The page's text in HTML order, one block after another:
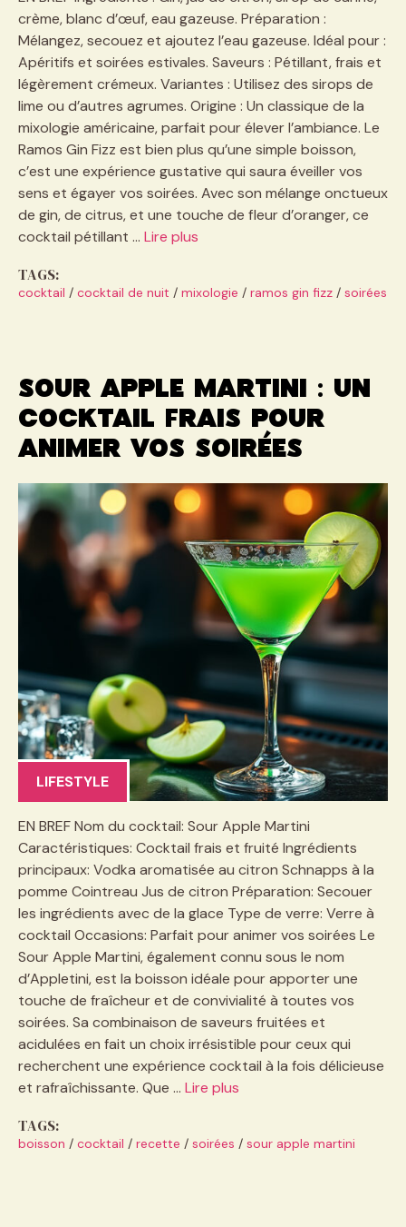
crème, blanc d’œuf, eau gazeuse. Préparation :
Mélangez, secouez et ajoutez l’eau gazeuse. Idéal pour :
Apéritifs et soirées estivales. Saveurs : Pétillant, frais et
légèrement crémeux. Variantes : Utilisez des sirops de
lime ou d’autres agrumes. Origine : Un classique de la
mixologie américaine, parfait pour élever l’ambiance. Le
Ramos Gin Fizz est bien plus qu’une simple boisson,
c’est une expérience gustative qui saura éveiller vos
sens et égayer vos soirées. Avec son mélange onctueux
de gin, de citrus, et une touche de fleur d’oranger, ce
cocktail pétillant … Lire plus
TAGS:
cocktail / cocktail de nuit / mixologie / ramos gin fizz / soirées
Sour apple martini : un
cocktail frais pour
animer vos soirées
LIFESTYLE
EN BREF Nom du cocktail: Sour Apple Martini
Caractéristiques: Cocktail frais et fruité Ingrédients
principaux: Vodka aromatisée au citron Schnapps à la
pomme Cointreau Jus de citron Préparation: Secouer
les ingrédients avec de la glace Type de verre: Verre à
cocktail Occasions: Parfait pour animer vos soirées Le
Sour Apple Martini, également connu sous le nom
d’Appletini, est la boisson idéale pour apporter une
touche de fraîcheur et de convivialité à toutes vos
soirées. Sa combinaison de saveurs fruitées et
acidulées en fait un choix irrésistible pour ceux qui
recherchent une expérience cocktail à la fois délicieuse
et rafraîchissante. Que … Lire plus
TAGS:
boisson / cocktail / recette / soirées / sour apple martini